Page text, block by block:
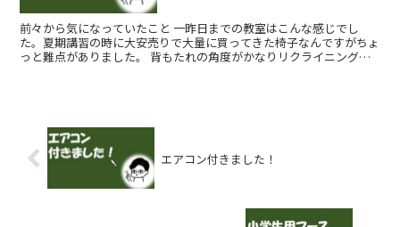
前々から気になっていたこと 一昨日までの教室はこんな感じでし
た。夏期講習の時に大安売りで大量に買ってきた椅子なんですがちょ
っと難点がありました。 背もたれの角度がかなりリクライニングに
エアコン付きました！